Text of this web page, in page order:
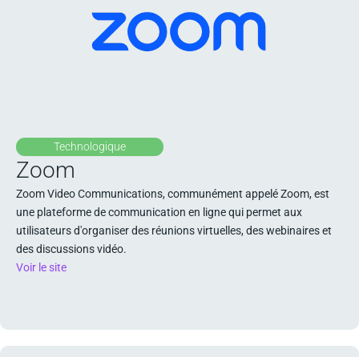
Technologique
Zoom
Zoom Video Communications, communément appelé Zoom, est
une plateforme de communication en ligne qui permet aux
utilisateurs d'organiser des réunions virtuelles, des webinaires et
des discussions vidéo.
Voir le site